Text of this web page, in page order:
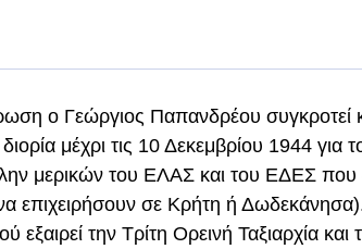
ο Γεώργιος Παπανδρέου συγκροτεί
διορία μέχρι τις 10 Δεκεμβρίου 1944
μερικών του ΕΛΑΣ και του ΕΔΕΣ που
επιχειρήσουν σε Κρήτη ή
την Τρίτη Ορεινή Ταξιαρχία και